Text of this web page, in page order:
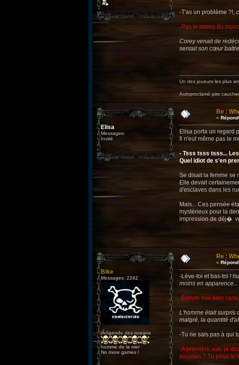
-T'as un problème ?!,
-Pas le moins du
Corey venait de
sentait son cœur
Un des joueurs les plus
Autoproclamé pire
Elisa
Messages:
Invité
Re :
«
Elisa porta un regard
Il n'eut même pas le
- Tsss tsss tsss...
Quel idiot de s'en
Se disait la femme se
Elle devait
d'esclaves dans les
Mais... Ces pensée
mystérieux pour la
impression de déj�
Bike
Messages: 2242
lÃ©gende des oceans
homme de la mer
No more games !
Re :
«
-Lève-toi et bas-toi !
moins en
-Écoute moi bien
L'homme était surpris
malgré, la quantité
-Tu ne sais pas à qui
-A première vue, je
excuses ? Tu peux